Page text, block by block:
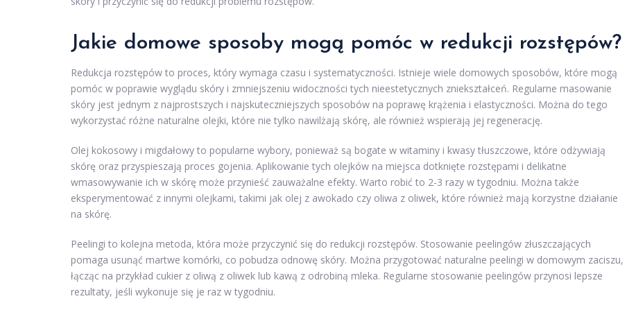
Jakie domowe sposoby mogą pomóc w redukcji rozstępów?
Redukcja rozstępów to proces, który wymaga czasu i systematyczności. Istnieje wiele domowych sposobów, które mogą
pomóc w poprawie wyglądu skóry i zmniejszeniu widoczności tych nieestetycznych zniekształceń. Regularne masowanie
skóry jest jednym z najprostszych i najskuteczniejszych sposobów na poprawę krążenia i elastyczności. Można do tego
wykorzystać różne naturalne olejki, które nie tylko nawilżają skórę, ale również wspierają jej regenerację.
Olej kokosowy i migdałowy to popularne wybory, ponieważ są bogate w witaminy i kwasy tłuszczowe, które odżywiają
skórę oraz przyspieszają proces gojenia. Aplikowanie tych olejków na miejsca dotknięte rozstępami i delikatne
wmasowywanie ich w skórę może przynieść zauważalne efekty. Warto robić to 2-3 razy w tygodniu. Można także
eksperymentować z innymi olejkami, takimi jak olej z awokado czy oliwa z oliwek, które również mają korzystne działanie
na skórę.
Peelingi to kolejna metoda, która może przyczynić się do redukcji rozstępów. Stosowanie peelingów złuszczających
pomaga usunąć martwe komórki, co pobudza odnowę skóry. Można przygotować naturalne peelingi w domowym zaciszu,
łącząc na przykład cukier z oliwą z oliwek lub kawą z odrobiną mleka. Regularne stosowanie peelingów przynosi lepsze
rezultaty, jeśli wykonuje się je raz w tygodniu.